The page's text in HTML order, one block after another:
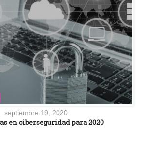
septiembre 19, 2020
en ciberseguridad para 2020